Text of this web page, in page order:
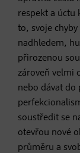
respekt a úctu
to, svoje
nadhledem,
přirozenou
zároveň velmi
nebo dávat do
soustředit se
otevřou nové
průměru a